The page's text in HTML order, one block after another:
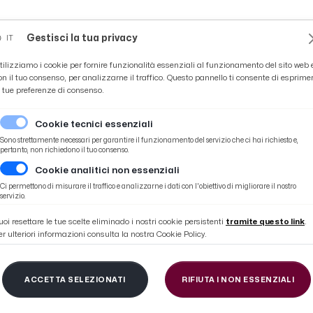
#TERREMOTO
Gestisci la tua privacy
i cookie per fornire funzionalità essenziali al funzionamento del sito web
il tuo consenso, per analizzarne il traffico. Questo pannello ti consente di
tue preferenze di consenso.
Cookie tecnici essenziali
Sono strettamente necessari per garantire il funzionamento del servizio che ci hai richiesto e,
pertanto, non richiedono il tuo consenso.
Cookie analitici non essenziali
Ci permettono di misurare il traffico e analizzarne i dati con l'obiettivo di migliorare il nostro
servizio.
resettare le tue scelte eliminado i nostri cookie persistenti tramite questo link.
ulteriori informazioni consulta la nostra Cookie Policy.
ACCETTA SELEZIONATI RIFIUTA I NON ESSENZIALI